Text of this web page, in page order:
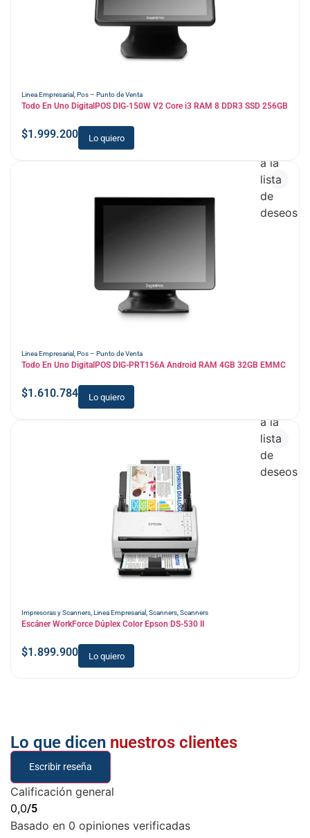
Linea Empresarial, Pos – Punto de Venta
Todo En Uno DigitalPOS DIG-150W V2 Core i3 RAM 8 DDR3 SSD 256GB
$1.999.200 Lo quiero
Linea Empresarial, Pos – Punto de Venta
Todo En Uno DigitalPOS DIG-PRT156A Android RAM 4GB 32GB EMMC
$1.610.784 Lo quiero
a la
lista
de
deseos
Impresoras y Scanners, Linea Empresarial,Scanners,Scanners
Escáner WorkForce Dúplex Color Epson DS-530 II
$1.899.900 Lo quiero
a la
lista
de
deseos
Lo que dicen nuestros clientes
Escribir reseña
Calificación general
0,0/5
Basado en 0 opiniones verificadas